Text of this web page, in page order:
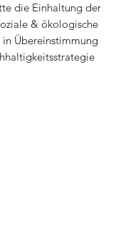
die Einhaltung der
& ökologische
Übereinstimmung